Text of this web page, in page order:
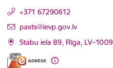
+371 67290612
E-pasts:
pasts@ievp.gov.lv
Stabu iela 89, Rīga, LV–1009